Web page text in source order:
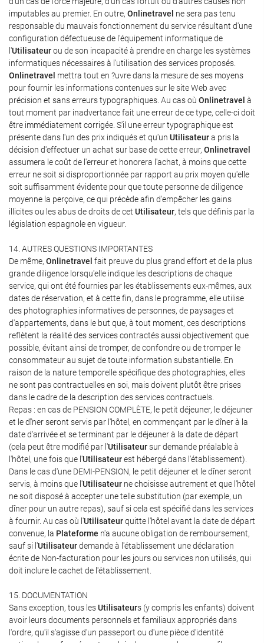
imputables au premier. En outre, Onlinetravel ne sera pas tenu
responsable du mauvais fonctionnement du service résultant d'une
configuration défectueuse de l'équipement informatique de
l'Utilisateurou de son incapacité à prendre en charge les systèmes
informatiques nécessaires à l'utilisation des services proposés.
Onlinetravel mettra tout en ?uvre dans la mesure de ses moyens
pour fournir les informations contenues sur le site Web avec
précision et sans erreurs typographiques. Au cas où Onlinetravel à
tout moment par inadvertance fait une erreur de ce type, celle-ci doit
être immédiatement corrigée. S'il une erreur typographique est
présente dans l'un des prix indiqués et qu'un Utilisateura pris la
décision d'effectuer un achat sur base de cette erreur, Onlinetravel
assumera le coût de l'erreur et honorera l'achat, à moins que cette
erreur ne soit si disproportionnée par rapport au prix moyen qu'elle
soit suffisamment évidente pour que toute personne de diligence
moyenne la perçoive, ce qui précède afin d'empêcher les gains
illicites ou les abus de droits de cet Utilisateur, tels que définis par la
législation espagnole en vigueur.
14. AUTRES QUESTIONS IMPORTANTES
De même, Onlinetravel fait preuve du plus grand effort et de la plus
grande diligence lorsqu'elle indique les descriptions de chaque
service, qui ont été fournies par les établissements eux-mêmes, aux
dates de réservation, et à cette fin, dans le programme, elle utilise
des photographies informatives de personnes, de paysages et
d'appartements, dans le but que, à tout moment, ces descriptions
reflètent la réalité des services contractés aussi objectivement que
possible, évitant ainsi de tromper, de confondre ou de tromper le
consommateur au sujet de toute information substantielle. En
raison de la nature temporelle spécifique des photographies, elles
ne sont pas contractuelles en soi, mais doivent plutôt être prises
dans le cadre de la description des services contractuels.
Repas : en cas de PENSION COMPLÈTE, le petit déjeuner, le déjeuner
et le dîner seront servis par l'hôtel, en commençant par le dîner à la
date d'arrivée et se terminant par le déjeuner à la date de départ
(cela peut être modifié par l'Utilisateursur demande préalable à
l'hôtel, une fois que l'Utilisateurest hébergé dans l'établissement).
Dans le cas d'une DEMI-PENSION, le petit déjeuner et le dîner seront
servis, à moins que l'Utilisateur ne choisisse autrement et que l'hôtel
ne soit disposé à accepter une telle substitution (par exemple, un
dîner pour un autre repas), sauf si cela est spécifié dans les services
à fournir. Au cas où l'Utilisateurquitte l'hôtel avant la date de départ
convenue, la Plateforme n'a aucune obligation de remboursement,
sauf si l'Utilisateurdemande à l'établissement une déclaration
écrite de Non-facturation pour les jours ou services non utilisés, qui
doit inclure le cachet de l'établissement.
15. DOCUMENTATION
Sans exception, tous lesUtilisateurs (y compris les enfants) doivent
avoir leurs documents personnels et familiaux appropriés dans
l'ordre, qu'il s'agisse d'un passeport ou d'une pièce d'identité